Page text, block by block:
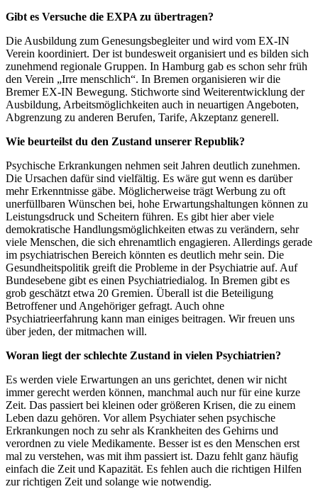
Gibt es Versuche die EXPA zu übertragen?
Die Ausbildung zum Genesungsbegleiter und wird vom EX-IN
Verein koordiniert. Der ist bundesweit organisiert und es bilden sich
zunehmend regionale Gruppen. In Hamburg gab es schon sehr früh
den Verein „Irre menschlich“. In Bremen organisieren wir die
Bremer EX-IN Bewegung. Stichworte sind Weiterentwicklung der
Ausbildung, Arbeitsmöglichkeiten auch in neuartigen Angeboten,
Abgrenzung zu anderen Berufen, Tarife, Akzeptanz generell.
Wie beurteilst du den Zustand unserer Republik?
Psychische Erkrankungen nehmen seit Jahren deutlich zunehmen.
Die Ursachen dafür sind vielfältig. Es wäre gut wenn es darüber
mehr Erkenntnisse gäbe. Möglicherweise trägt Werbung zu oft
unerfüllbaren Wünschen bei, hohe Erwartungshaltungen können zu
Leistungsdruck und Scheitern führen. Es gibt hier aber viele
demokratische Handlungsmöglichkeiten etwas zu verändern, sehr
viele Menschen, die sich ehrenamtlich engagieren. Allerdings gerade
im psychiatrischen Bereich könnten es deutlich mehr sein. Die
Gesundheitspolitik greift die Probleme in der Psychiatrie auf. Auf
Bundesebene gibt es einen Psychiatriedialog. In Bremen gibt es
grob geschätzt etwa 20 Gremien. Überall ist die Beteiligung
Betroffener und Angehöriger gefragt. Auch ohne
Psychiatrieerfahrung kann man einiges beitragen. Wir freuen uns
über jeden, der mitmachen will.
Woran liegt der schlechte Zustand in vielen Psychiatrien?
Es werden viele Erwartungen an uns gerichtet, denen wir nicht
immer gerecht werden können, manchmal auch nur für eine kurze
Zeit. Das passiert bei kleinen oder größeren Krisen, die zu einem
Leben dazu gehören. Vor allem Psychiater sehen psychische
Erkrankungen noch zu sehr als Krankheiten des Gehirns und
verordnen zu viele Medikamente. Besser ist es den Menschen erst
mal zu verstehen, was mit ihm passiert ist. Dazu fehlt ganz häufig
einfach die Zeit und Kapazität. Es fehlen auch die richtigen Hilfen
zur richtigen Zeit und solange wie notwendig.